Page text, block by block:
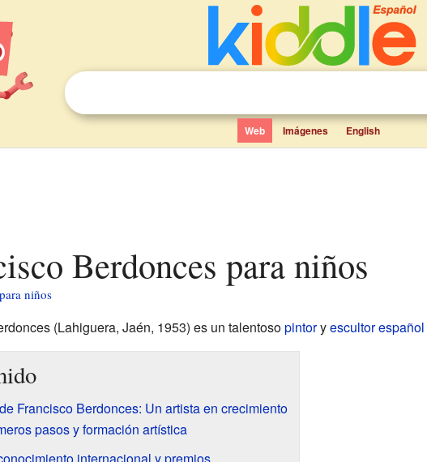
Web Imágenes English
Berdonces para niños
niños
(Lahiguera, Jaén, 1953) es un talentosopintoryescultorespañol
Francisco Berdonces: Un artista en crecimiento
pasos y formación artística